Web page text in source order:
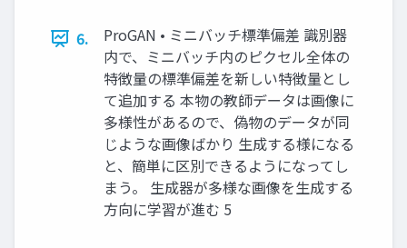
6.
ProGAN • ミニバッチ標準偏差 識別器
内で、ミニバッチ内のピクセル全体の
特徴量の標準偏差を新しい特徴量とし
て追加する 本物の教師データは画像に
多様性があるので、偽物のデータが同
じような画像ばかり 生成する様になる
と、簡単に区別できるようになってし
まう。 生成器が多様な画像を生成する
方向に学習が進む 5